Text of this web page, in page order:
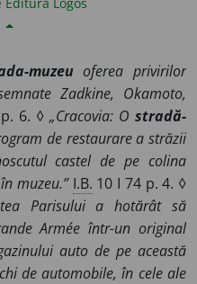
muzeuoferea privirilor
Zadkine, Okamoto,
6. ◊ „Cracovia: Ostradă-
de restaurare a străzii
castel de pe colina
muzeu.” I.B. 10 I 74 p. 4. ◊
Parisului a hotărât să
Armée într-un original
auto de pe această
de automobile, în cele ale